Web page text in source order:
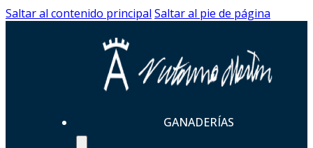
Saltar al contenido principal Saltar al pie de página
GANADERÍAS